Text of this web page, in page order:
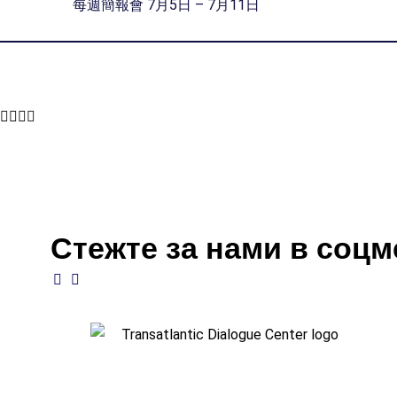
每週簡報會 7月5日 – 7月11日
Стежте за нами в